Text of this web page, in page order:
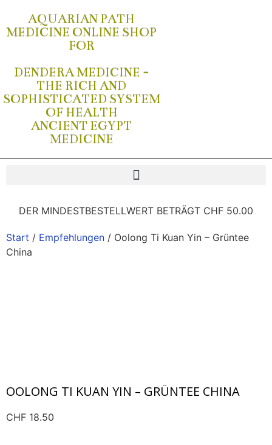
AQUARIAN PATH
MEDICINE ONLINE SHOP
FOR
DENDERA MEDICINE -
THE RICH AND
SOPHISTICATED SYSTEM
OF HEALTH
ANCIENT EGYPT
MEDICINE
DER MINDESTBESTELLWERT BETRÄGT CHF 50.00
Start / Empfehlungen / Oolong Ti Kuan Yin – Grüntee
China
OOLONG TI KUAN YIN – GRÜNTEE CHINA
CHF 18.50